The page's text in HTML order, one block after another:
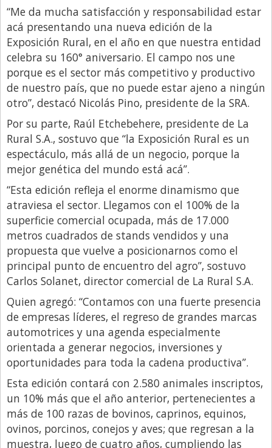
Negocios
Opinion
País
Política
Publicidad y Marketing
Responsabilidad Social
Salidas
Santa Fe
Show Business
Sociedad
Tecnología
Tendencias
Viajes
“Me da mucha satisfacción y responsabilidad estar
acá presentando una nueva edición de la
Exposición Rural, en el año en que nuestra entidad
celebra su 160° aniversario. El campo nos une
porque es el sector más competitivo y productivo
de nuestro país, que no puede estar ajeno a ningún
otro”, destacó Nicolás Pino, presidente de la SRA.
Por su parte, Raúl Etchebehere, presidente de La
Rural S.A., sostuvo que “la Exposición Rural es un
espectáculo, más allá de un negocio, porque la
mejor genética del mundo está acá”.
“Esta edición refleja el enorme dinamismo que
atraviesa el sector. Llegamos con el 100% de la
superficie comercial ocupada, más de 17.000
metros cuadrados de stands vendidos y una
propuesta que vuelve a posicionarnos como el
principal punto de encuentro del agro”, sostuvo
Carlos Solanet, director comercial de La Rural S.A.
Quien agregó: “Contamos con una fuerte presencia
de empresas líderes, el regreso de grandes marcas
automotrices y una agenda especialmente
orientada a generar negocios, inversiones y
oportunidades para toda la cadena productiva”.
Esta edición contará con 2.580 animales inscriptos,
un 10% más que el año anterior, pertenecientes a
más de 100 razas de bovinos, caprinos, equinos,
ovinos, porcinos, conejos y aves; que regresan a la
muestra, luego de cuatro años, cumpliendo las